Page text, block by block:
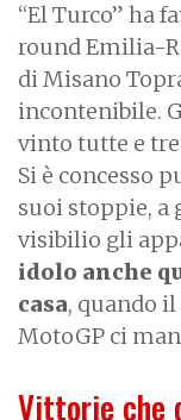
“El Turco” ha
round Emilia-
di Misano
incontenibile.
vinto tutte e tre
Si è concesso
suoi stoppie, a
visibilio gli
idolo anche
casa, quando
MotoGP ci
Vittorie che